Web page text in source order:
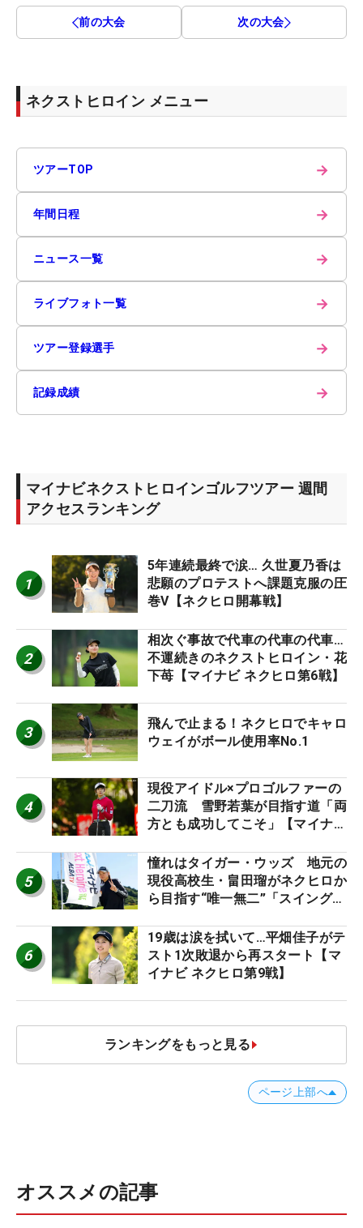
前の大会 次の大会
ネクストヒロイン メニュー
ツアーTOP →
年間日程 →
ニュース一覧 →
ライブフォト一覧 →
ツアー登録選手 →
記録成績 →
マイナビネクストヒロインゴルフツアー 週間
アクセスランキング
1
5年連続最終で涙… 久世夏乃香は
悲願のプロテストへ課題克服の圧
巻V【ネクヒロ開幕戦】
2
相次ぐ事故で代車の代車の代車…
不運続きのネクストヒロイン・花
下苺【マイナビ ネクヒロ第6戦】
3
飛んで止まる！ネクヒロでキャロ
ウェイがボール使用率No.1
4
現役アイドル×プロゴルファーの
二刀流 雪野若葉が目指す道「両
方とも成功してこそ」【マイナビ
5
憧れはタイガー・ウッズ 地元の
現役高校生・畠田瑠がネクヒロか
ら目指す“唯一無二”「スイングは
6
19歳は涙を拭いて…平畑佳子がテ
スト1次敗退から再スタート【マ
イナビ ネクヒロ第9戦】
ランキングをもっと見る
ページ上部へ
オススメの記事